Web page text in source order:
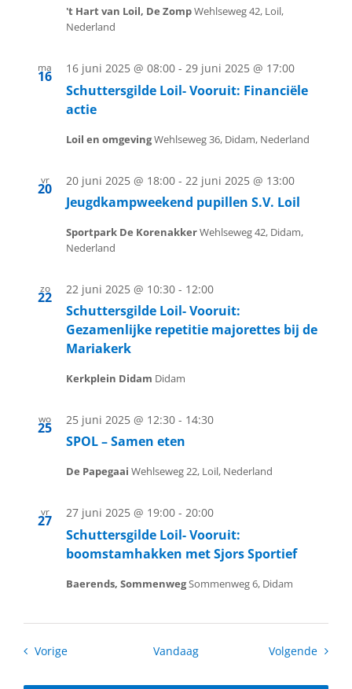
't Hart van Loil, De ZompWehlseweg 42, Loil,
Nederland
ma
16 16 juni 2025 @ 08:00 - 29 juni 2025 @ 17:00
Schuttersgilde Loil- Vooruit: Financiële
actie
Loil en omgevingWehlseweg 36, Didam, Nederland
vr
20 20 juni 2025 @ 18:00 - 22 juni 2025 @ 13:00
Jeugdkampweekend pupillen S.V. Loil
Sportpark De KorenakkerWehlseweg 42, Didam,
Nederland
zo
22 22 juni 2025 @ 10:30 - 12:00
Schuttersgilde Loil- Vooruit:
Gezamenlijke repetitie majorettes bij de
Mariakerk
Kerkplein Didam Didam
wo
25 25 juni 2025 @ 12:30 - 14:30
SPOL – Samen eten
De Papegaai Wehlseweg 22, Loil, Nederland
vr
27 27 juni 2025 @ 19:00 - 20:00
Schuttersgilde Loil- Vooruit:
boomstamhakken met Sjors Sportief
Baerends, SommenwegSommenweg 6, Didam
VorigeActiviteiten Vandaag Volgende